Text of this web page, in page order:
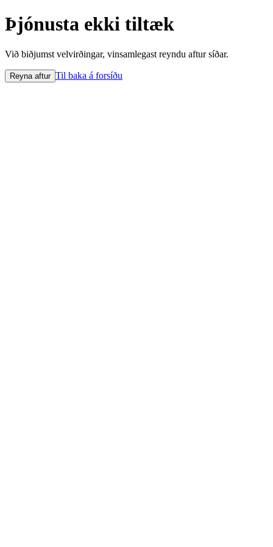
Þjónusta ekki tiltæk
Við biðjumst velvirðingar, vinsamlegast reyndu aftur síðar.
Reyna aftur Til baka á forsíðu